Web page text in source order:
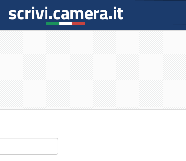
scrivi.camera.it